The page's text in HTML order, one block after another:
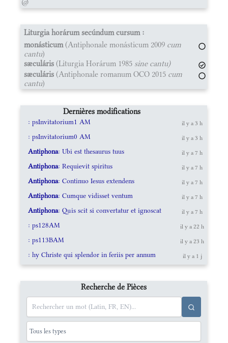
Liturgia horárum secúndum cursum :
monásticum(Antiphonale monásticum 2009 cum
cantu)
sæculáris (Liturgia Horárum 1985 sine cantu)
sæculáris (Antiphonale romanum OCO 2015 cum
cantu)
Dernières modifications
: psInvitatorium1 AM il y a 3 h
: psInvitatorium0 AM il y a 3 h
Antiphona: Ubi est thesaurus tuus il y a 7 h
Antiphona: Requievit spiritus il y a 7 h
Antiphona: Continuo Iesus extendens il y a 7 h
Antiphona: Cumque vidisset ventum il y a 7 h
Antiphona: Quis scit si convertatur et ignoscat il y a 7 h
: ps128AM il y a 22 h
: ps113BAM il y a 23 h
: hy Christe qui splendor in feriis per annum il y a 1 j
Recherche de Pièces